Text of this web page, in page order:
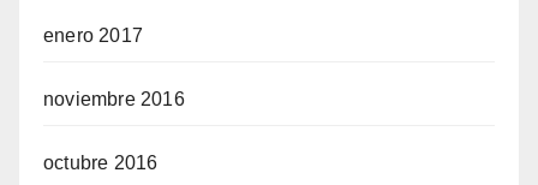
enero 2017
noviembre 2016
octubre 2016